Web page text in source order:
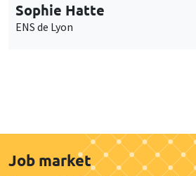
Sophie Hatte
ENS de Lyon
Job market